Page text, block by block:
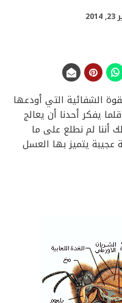
الشفائية التي أودعها
يفكر أحدنا أن يعالج
لم نطلع على ما
يتميز بها العسل